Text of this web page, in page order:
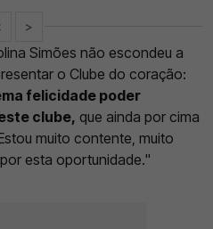
>
Simões não escondeu a
o Clube do coração:
felicidade poder
clube, que ainda por cima
muito contente, muito
por esta oportunidade."